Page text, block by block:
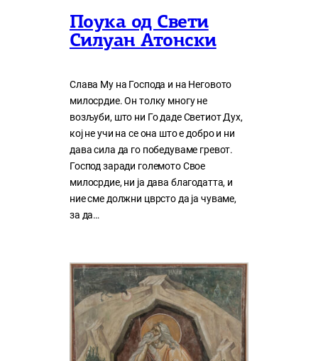
Поука од Свети
Силуан Атонски
Слава Му на Господа и на Неговото
милосрдие. Он толку многу нe
возљуби, што ни Го даде Светиот Дух,
кој нe учи на сe она што е добро и ни
дава сила да го победуваме гревот.
Господ заради големото Свое
милосрдие, ни ја дава благодатта, и
ние сме должни цврсто да ја чуваме,
за да…